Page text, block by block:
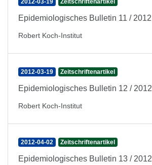
2012-03-19 Zeitschriftenartikel
Epidemiologisches Bulletin 11 / 2012
Robert Koch-Institut
2012-03-19 Zeitschriftenartikel
Epidemiologisches Bulletin 12 / 2012
Robert Koch-Institut
2012-04-02 Zeitschriftenartikel
Epidemiologisches Bulletin 13 / 2012